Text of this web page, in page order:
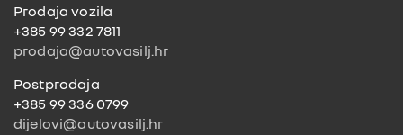
Prodaja vozila
+385 99 332 7811
prodaja@autovasilj.hr
Postprodaja
+385 99 336 0799
dijelovi@autovasilj.hr